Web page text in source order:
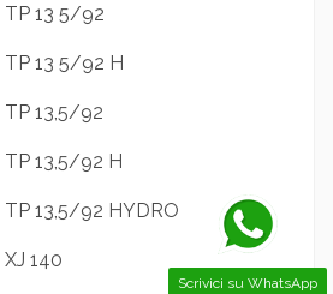
TP 13 5/92
13 5/92 H
13,5/92
13,5/92 H
13,5/92 HYDRO
140
Scrivici su WhatsApp